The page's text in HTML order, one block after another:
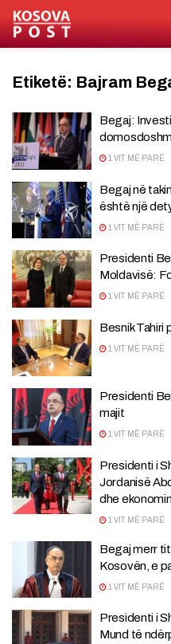
Etiketë: Bajram
Begaj:
1 VIT MË PARË
Begaj në
është një
1 VIT MË PARË
Presidenti
Moldavisë:
1 VIT MË PARË
Besnik Tahiri
1 VIT MË PARË
Presidenti
majit
1 VIT MË PARË
Presidenti i
Jordanisë
dhe
1 VIT MË PARË
Begaj merr
Kosovën, e
1 VIT MË PARË
Presidenti i
Mund të